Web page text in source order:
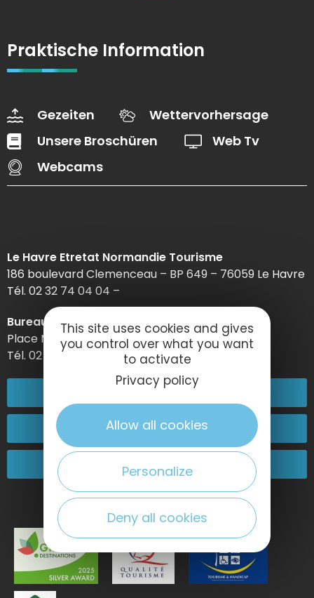
Praktische Information
Gezeiten
Wettervorhersage
Unsere Broschüren
Web Tv
Webcams
Le Havre Etretat Normandie Tourisme
186 boulevard Clemenceau – BP 649 – 76059 Le Havre
Tél. 02 32 74 04 04 –
Bureau d’information d’Etretat
Place Maurice Guillard – 76790 Étretat
Tél. 02 35 27 05 21
02 32 74 04 04
Kontakt
Kommen Sie zu uns!
This site uses cookies and gives
you control over what you want
to activate
Privacy policy
Allow all cookies
Personalize
Deny all cookies